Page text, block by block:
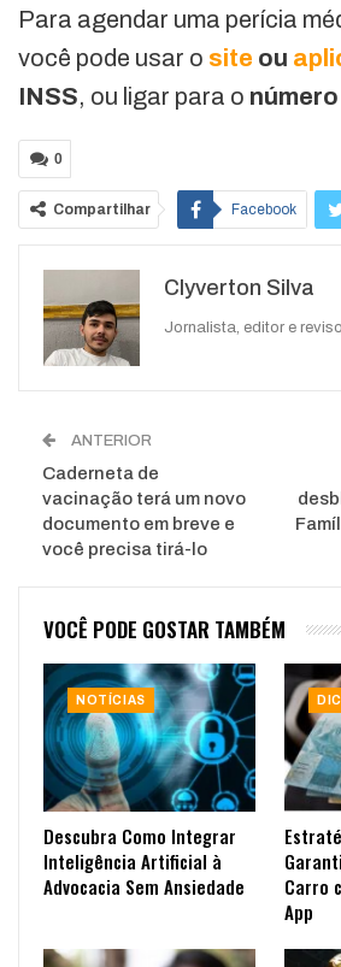
Para agendar uma perícia
você pode usar o site ou
INSS, ou ligar para o
0
Compartilhar Facebook
WhatsApp
Clyverton Silva
Jornalista, editor e
ANTERIOR
Caderneta de
vacinação terá um novo
documento em breve e
você precisa tirá-lo
VOCÊ PODE GOSTAR TAMBÉM
NOTÍCIAS
Descubra Como Integrar
Inteligência Artificial à
Advocacia Sem Ansiedade
Carro
App